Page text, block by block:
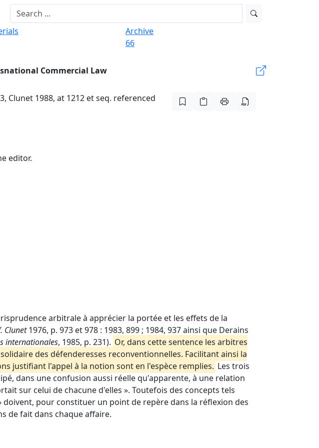
Archive
66
Commercial Law
Clunet 1988, at 1212 et seq. referenced
editor.
arbitrale à apprécier la portée et les effets de la
Clunet1976, p. 973 et 978 : 1983, 899 ; 1984, 937 ainsi que Derains
internationales, 1985, p. 231). Or, dans cette sentence les arbitres
des défenderesses reconventionnelles. Facilitant ainsi la
justifiant l'appel à la notion sont en l'espèce remplies. Les trois
dans une confusion aussi réelle qu'apparente, à une relation
sur celui de chacune d'elles ». Toutefois des concepts tels
pour constituer un point de repère dans la réflexion des
de fait dans chaque affaire.